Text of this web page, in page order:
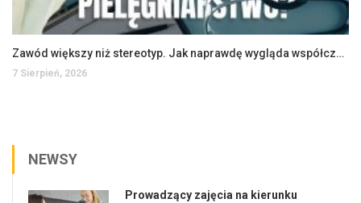
Zawód większy niż stereotyp. Jak naprawdę wygląda współczesne pielęgniarstwo?
7 Sierpień, 2026
NEWSY
Prowadzący zajęcia na kierunku